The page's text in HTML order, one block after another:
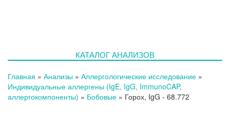
Блог
Выезды на дом
Контакты
КАТАЛОГ АНАЛИЗОВ
Главная » Анализы » Аллергологические исследование »
Индивидуальные аллергены (IgE, IgG, ImmunoCAP,
аллергокомпоненты) » Бобовые » Горох, IgG - 68.772